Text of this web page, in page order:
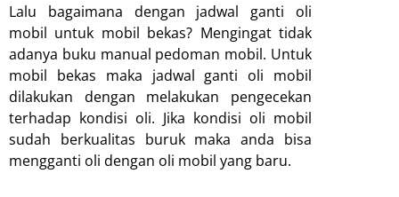
Lalu bagaimana dengan jadwal ganti oli
mobil untuk mobil bekas? Mengingat tidak
adanya buku manual pedoman mobil. Untuk
mobil bekas maka jadwal ganti oli mobil
dilakukan dengan melakukan pengecekan
terhadap kondisi oli. Jika kondisi oli mobil
sudah berkualitas buruk maka anda bisa
mengganti oli dengan oli mobil yang baru.